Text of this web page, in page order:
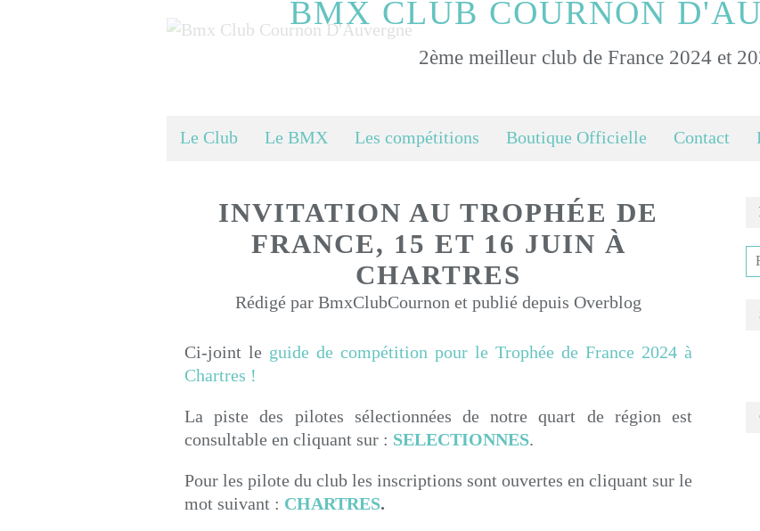
BMX CLUB COURNON
2ème meilleur club de France 2024 et
Le Club Le BMX Les compétitions Boutique Officielle Contact
INVITATION AU TROPHÉE DE
FRANCE, 15 ET 16 JUIN À
CHARTRES
Rédigé par BmxClubCournon et publié depuis Overblog
Ci-joint le guide de compétition pour le Trophée de France 2024 à
Chartres !
La piste des pilotes sélectionnées de notre quart de région est
consultable en cliquant sur : SELECTIONNES.
Pour les pilote du club les inscriptions sont ouvertes en cliquant sur le
mot suivant : CHARTRES.